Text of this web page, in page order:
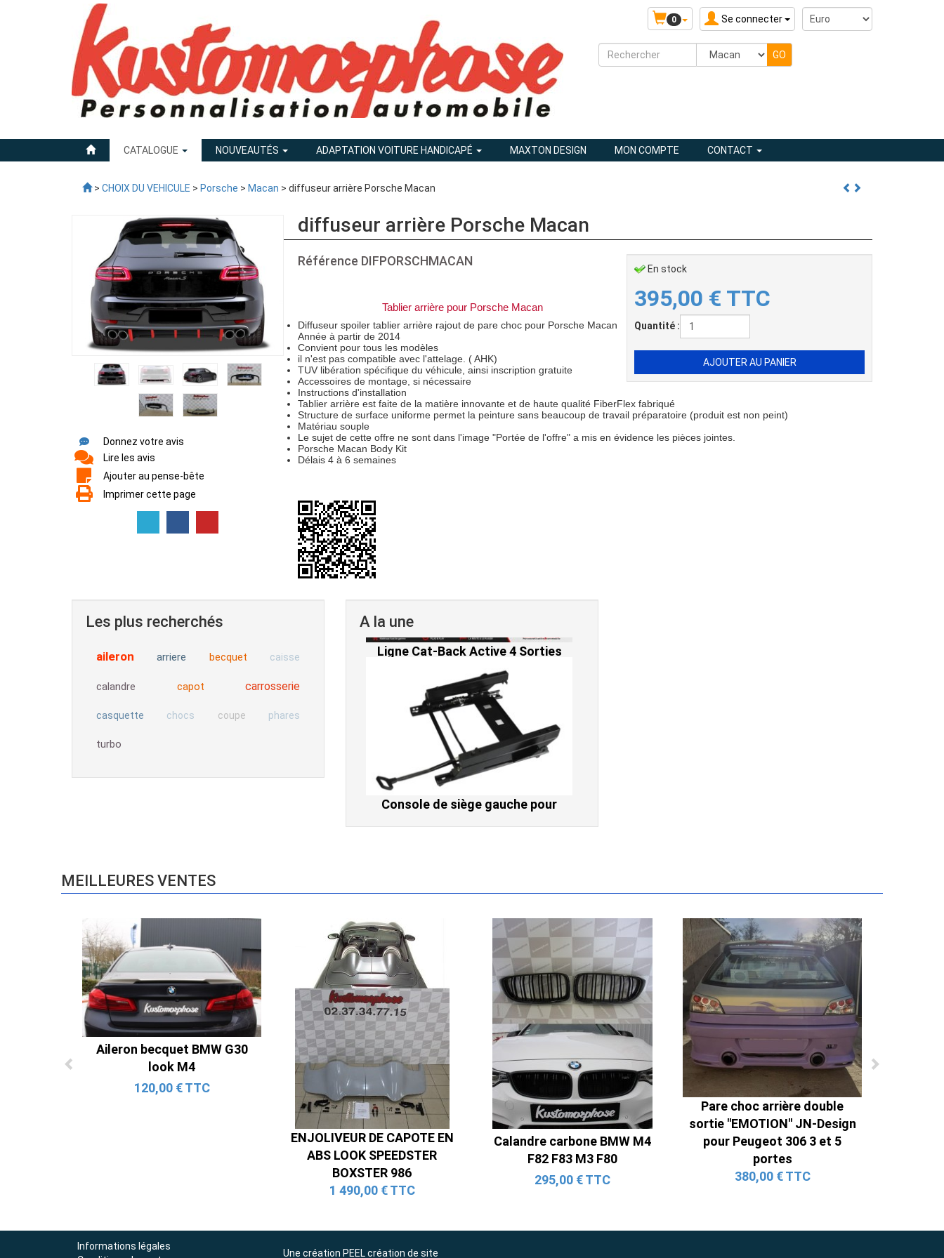
Se connecter
0
CATALOGUE NOUVEAUTÉS ADAPTATION VOITURE HANDICAPÉ MAXTON DESIGN MON COMPTE CONTACT
> CHOIX DU VEHICULE > Porsche > Macan > diffuseur arrière Porsche Macan
Donnez votre avis
Lire les avis
Ajouter au pense-bête
Imprimer cette page
diffuseur arrière Porsche Macan
En stock
395,00 € TTC
Quantité :
Référence DIFPORSCHMACAN
Tablier arrière pour Porsche Macan
Diffuseur spoiler tablier arrière rajout de pare choc pour Porsche Macan
Année à partir de 2014
Convient pour tous les modèles
il n'est pas compatible avec l'attelage. ( AHK)
TUV libération spécifique du véhicule, ainsi inscription gratuite
Accessoires de montage, si nécessaire
Instructions d'installation
Tablier arrière est faite de la matière innovante et de haute qualité FiberFlex fabriqué
Structure de surface uniforme permet la peinture sans beaucoup de travail préparatoire (produit est non peint)
Matériau souple
Le sujet de cette offre ne sont dans l'image "Portée de l'offre" a mis en évidence les pièces jointes.
Porsche Macan Body Kit
Délais 4 à 6 semaines
Les plus recherchés
aileron arriere becquet caisse
calandre capot carrosserie
casquette chocs coupe phares
turbo
A la une
Ligne Cat-Back Active 4 Sorties
avec Tube en H pour Ford Mustang
GT & V6 (2015-2023)
2 690,00 € TTC
Console de siège gauche pour
BMW Série 3 E46 (hors Cabriolet et
MEILLEURES VENTES
Aileron becquet BMW G30
look M4
120,00 € TTC
ENJOLIVEUR DE CAPOTE EN
ABS LOOK SPEEDSTER
BOXSTER 986
1 490,00 € TTC
Calandre carbone BMW M4
F82 F83 M3 F80
295,00 € TTC
Pare choc arrière double
sortie "EMOTION" JN-Design
pour Peugeot 306 3 et 5
portes
380,00 € TTC
Informations légales
Une création PEEL création de site